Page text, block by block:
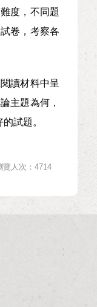
度，不同題
卷，考察各
讀材料中呈
主題為何，
試題。
覽人次：4714